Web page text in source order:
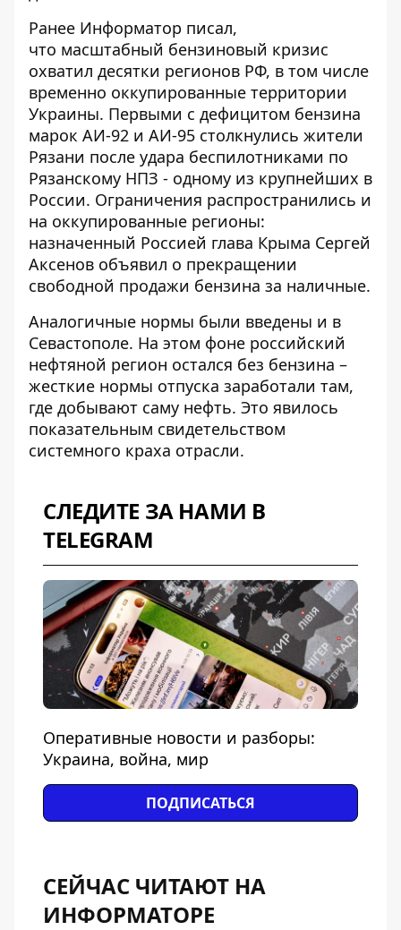
Ранее Информатор писал,
что масштабный бензиновый кризис
охватил десятки регионов РФ, в том числе
временно оккупированные территории
Украины. Первыми с дефицитом бензина
марок АИ-92 и АИ-95 столкнулись жители
Рязани после удара беспилотниками по
Рязанскому НПЗ - одному из крупнейших в
России. Ограничения распространились и
на оккупированные регионы:
назначенный Россией глава Крыма Сергей
Аксенов объявил о прекращении
свободной продажи бензина за наличные.
Аналогичные нормы были введены и в
Севастополе. На этом фоне российский
нефтяной регион остался без бензина –
жесткие нормы отпуска заработали там,
где добывают саму нефть. Это явилось
показательным свидетельством
системного краха отрасли.
СЛЕДИТЕ ЗА НАМИ В
TELEGRAM
Оперативные новости и разборы:
Украина, война, мир
ПОДПИСАТЬСЯ
СЕЙЧАС ЧИТАЮТ НА
ИНФОРМАТОРЕ